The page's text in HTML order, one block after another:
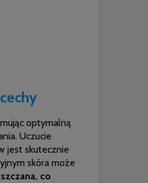
optymalną
Uczucie
jest skutecznie
skóra może
co